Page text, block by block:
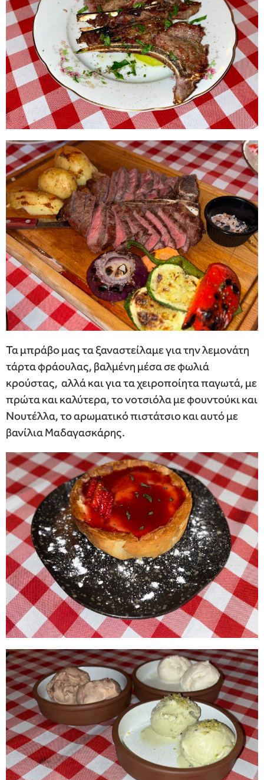
Τα μπράβο μας τα ξαναστείλαμε για την λεμονάτη
τάρτα φράουλας, βαλμένη μέσα σε φωλιά
κρούστας, αλλά και για τα χειροποίητα παγωτά, με
πρώτα και καλύτερα, το νοτσιόλα με φουντούκι και
Νουτέλλα, το αρωματικό πιστάτσιο και αυτό με
βανίλια Μαδαγασκάρης.